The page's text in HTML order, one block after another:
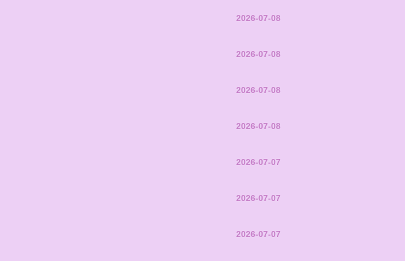
2026-07-08
2026-07-08
2026-07-08
2026-07-08
2026-07-07
2026-07-07
2026-07-07